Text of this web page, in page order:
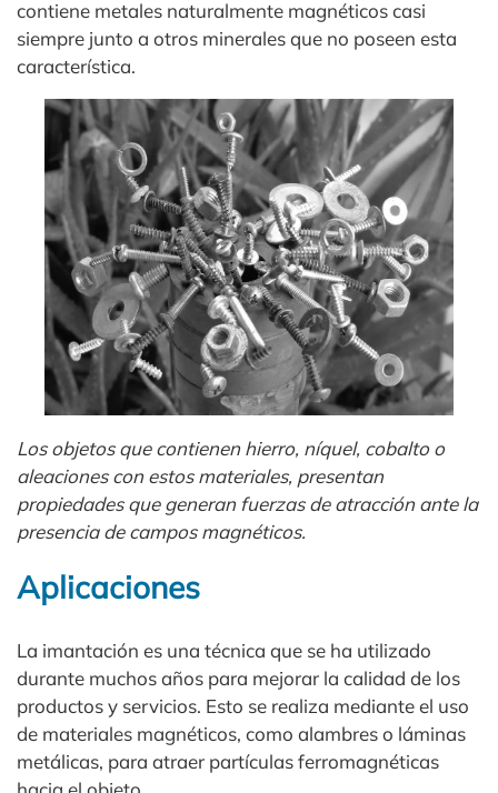
contiene metales naturalmente magnéticos casi
siempre junto a otros minerales que no poseen esta
característica.
Los objetos que contienen hierro, níquel, cobalto o
aleaciones con estos materiales, presentan
propiedades que generan fuerzas de atracción ante la
presencia de campos magnéticos.
Aplicaciones
La imantación es una técnica que se ha utilizado
durante muchos años para mejorar la calidad de los
productos y servicios. Esto se realiza mediante el uso
de materiales magnéticos, como alambres o láminas
metálicas, para atraer partículas ferromagnéticas